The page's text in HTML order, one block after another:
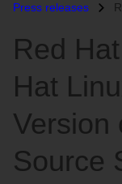
Press releases
Red
Hat
Version
Source